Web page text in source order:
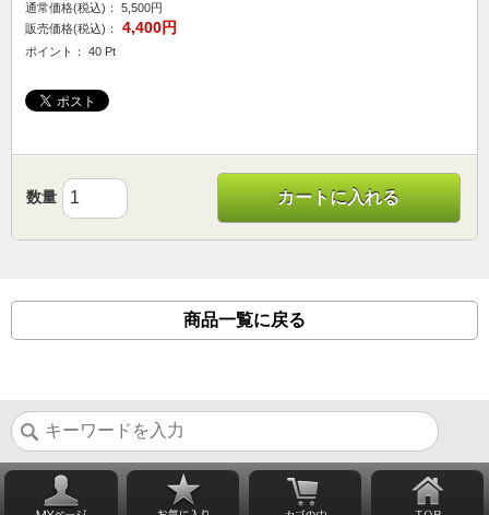
通常価格(税込)：
5,500円
販売価格(税込)：
4,400円
ポイント： 40 Pt
数量 カートに入れる
商品一覧に戻る